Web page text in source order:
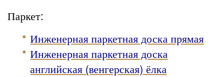
Паркет:
Инженерная паркетная доска прямая
Инженерная паркетная доска
английская (венгерская) ёлка